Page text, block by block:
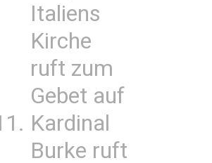
Italiens
Kirche
ruft zum
Gebet auf
Kardinal
Burke ruft